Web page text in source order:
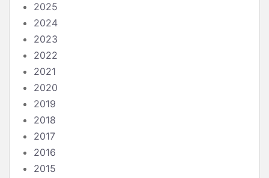
2025
2024
2023
2022
2021
2020
2019
2018
2017
2016
2015